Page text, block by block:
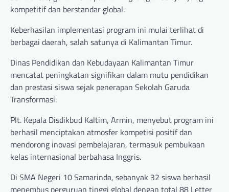
kompetitif dan berstandar global.
Keberhasilan implementasi program ini mulai terlihat di
berbagai daerah, salah satunya di Kalimantan Timur.
Dinas Pendidikan dan Kebudayaan Kalimantan Timur
mencatat peningkatan signifikan dalam mutu pendidikan
dan prestasi siswa sejak penerapan Sekolah Garuda
Transformasi.
Plt. Kepala Disdikbud Kaltim, Armin, menyebut program ini
berhasil menciptakan atmosfer kompetisi positif dan
mendorong inovasi pembelajaran, termasuk pembukaan
kelas internasional berbahasa Inggris.
Di SMA Negeri 10 Samarinda, sebanyak 32 siswa berhasil